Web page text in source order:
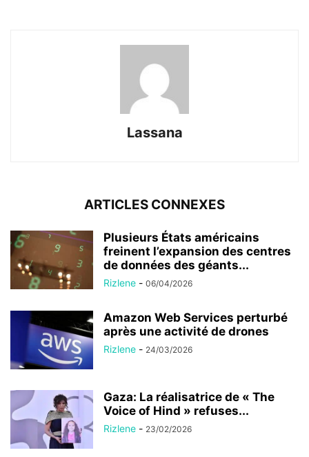
Lassana
ARTICLES CONNEXES
Plusieurs États américains
freinent l’expansion des centres
de données des géants...
Rizlene - 06/04/2026
Amazon Web Services perturbé
après une activité de drones
Rizlene - 24/03/2026
Gaza: La réalisatrice de « The
Voice of Hind » refuses...
Rizlene - 23/02/2026